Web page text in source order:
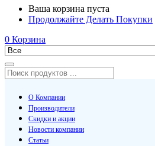
Ваша корзина пуста
Продолжайте Делать Покупки
0 Корзина
О Компании
Производители
Скидки и акции
Новости компании
Статьи